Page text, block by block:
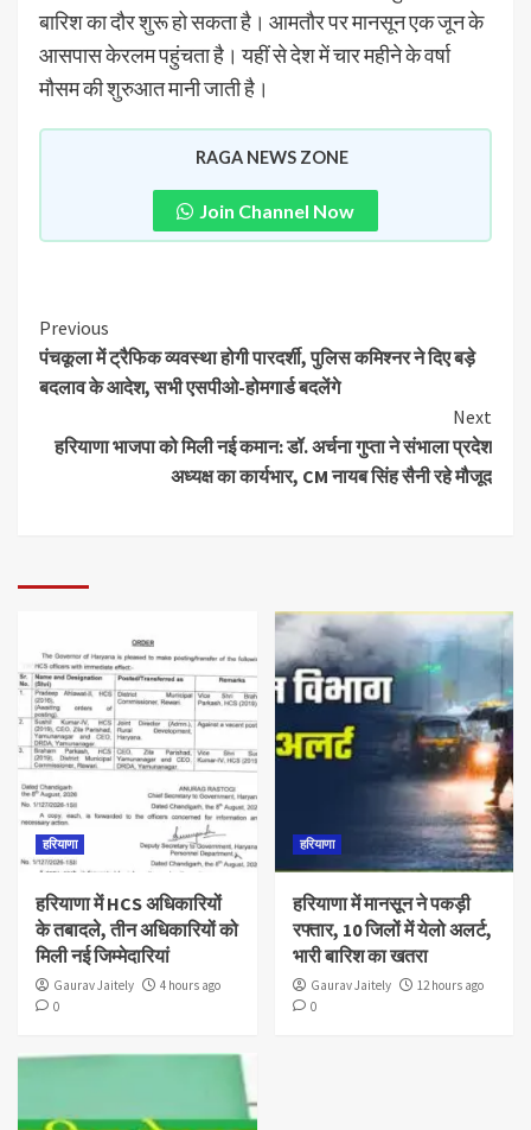
बारिश का दौर शुरू हो सकता है। आमतौर पर मानसून एक जून के
आसपास केरलम पहुंचता है। यहीं से देश में चार महीने के वर्षा
मौसम की शुरुआत मानी जाती है।
RAGA NEWS ZONE
Join Channel Now
Previous
पंचकूला में ट्रैफिक व्यवस्था होगी पारदर्शी, पुलिस कमिश्नर ने दिए बड़े
बदलाव के आदेश, सभी एसपीओ-होमगार्ड बदलेंगे
Next
हरियाणा भाजपा को मिली नई कमान: डॉ. अर्चना गुप्ता ने संभाला प्रदेश
अध्यक्ष का कार्यभार, CM नायब सिंह सैनी रहे मौजूद
हरियाणा
हरियाणा में HCS अधिकारियों
के तबादले, तीन अधिकारियों को
मिली नई जिम्मेदारियां
Gaurav Jaitely
4 hours ago
0
हरियाणा
हरियाणा में मानसून ने पकड़ी
रफ्तार, 10 जिलों में येलो अलर्ट,
भारी बारिश का खतरा
Gaurav Jaitely
12 hours ago
0